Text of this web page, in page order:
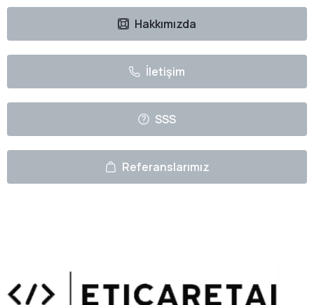
Hakkımızda
İletişim
SSS
Referanslarımız